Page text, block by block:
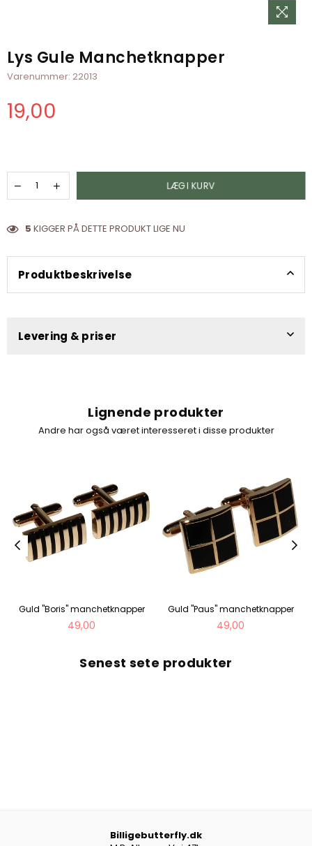
Lys Gule Manchetknapper
Varenummer: 22013
Normal
19,00
LÆG I KURV
5 KIGGER PÅ DETTE PRODUKT LIGE NU
Produktbeskrivelse
Levering & priser
Lignende produkter
Andre har også været interesseret i disse produkter
Guld "Boris" manchetknapper
Normal
49,00
Guld "Paus" manchetknapper
Normal
49,00
Senest sete produkter
Billigebutterfly.dk